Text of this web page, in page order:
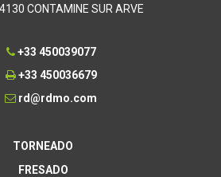
CONTAMINE SUR ARVE
+33 450039077
+33 450036679
rd@rdmo.com
TORNEADO
FRESADO